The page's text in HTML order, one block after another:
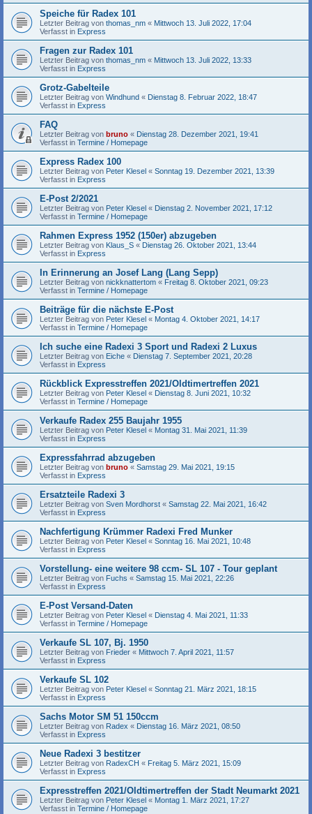
Speiche für Radex 101
Letzter Beitrag von thomas_nm « Mittwoch 13. Juli 2022, 17:04
Verfasst in Express
Fragen zur Radex 101
Letzter Beitrag von thomas_nm « Mittwoch 13. Juli 2022, 13:33
Verfasst in Express
Grotz-Gabelteile
Letzter Beitrag von Windhund « Dienstag 8. Februar 2022, 18:47
Verfasst in Express
FAQ
Letzter Beitrag von bruno « Dienstag 28. Dezember 2021, 19:41
Verfasst in Termine / Homepage
Express Radex 100
Letzter Beitrag von Peter Klesel « Sonntag 19. Dezember 2021, 13:39
Verfasst in Express
E-Post 2/2021
Letzter Beitrag von Peter Klesel « Dienstag 2. November 2021, 17:12
Verfasst in Termine / Homepage
Rahmen Express 1952 (150er) abzugeben
Letzter Beitrag von Klaus_S « Dienstag 26. Oktober 2021, 13:44
Verfasst in Express
In Erinnerung an Josef Lang (Lang Sepp)
Letzter Beitrag von nickknattertom « Freitag 8. Oktober 2021, 09:23
Verfasst in Termine / Homepage
Beiträge für die nächste E-Post
Letzter Beitrag von Peter Klesel « Montag 4. Oktober 2021, 14:17
Verfasst in Termine / Homepage
Ich suche eine Radexi 3 Sport und Radexi 2 Luxus
Letzter Beitrag von Eiche « Dienstag 7. September 2021, 20:28
Verfasst in Express
Rückblick Expresstreffen 2021/Oldtimertreffen 2021
Letzter Beitrag von Peter Klesel « Dienstag 8. Juni 2021, 10:32
Verfasst in Termine / Homepage
Verkaufe Radex 255 Baujahr 1955
Letzter Beitrag von Peter Klesel « Montag 31. Mai 2021, 11:39
Verfasst in Express
Expressfahrrad abzugeben
Letzter Beitrag von bruno « Samstag 29. Mai 2021, 19:15
Verfasst in Express
Ersatzteile Radexi 3
Letzter Beitrag von Sven Mordhorst « Samstag 22. Mai 2021, 16:42
Verfasst in Express
Nachfertigung Krümmer Radexi Fred Munker
Letzter Beitrag von Peter Klesel « Sonntag 16. Mai 2021, 10:48
Verfasst in Express
Vorstellung- eine weitere 98 ccm- SL 107 - Tour geplant
Letzter Beitrag von Fuchs « Samstag 15. Mai 2021, 22:26
Verfasst in Express
E-Post Versand-Daten
Letzter Beitrag von Peter Klesel « Dienstag 4. Mai 2021, 11:33
Verfasst in Termine / Homepage
Verkaufe SL 107, Bj. 1950
Letzter Beitrag von Frieder « Mittwoch 7. April 2021, 11:57
Verfasst in Express
Verkaufe SL 102
Letzter Beitrag von Peter Klesel « Sonntag 21. März 2021, 18:15
Verfasst in Express
Sachs Motor SM 51 150ccm
Letzter Beitrag von Radex « Dienstag 16. März 2021, 08:50
Verfasst in Express
Neue Radexi 3 bestitzer
Letzter Beitrag von RadexCH « Freitag 5. März 2021, 15:09
Verfasst in Express
Expresstreffen 2021/Oldtimertreffen der Stadt Neumarkt 2021
Letzter Beitrag von Peter Klesel « Montag 1. März 2021, 17:27
Verfasst in Termine / Homepage